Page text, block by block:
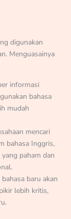
digunakan
Menguasainya
informasi
bahasa
mudah
mencari
bahasa Inggris,
paham dan
baru akan
lebih kritis,